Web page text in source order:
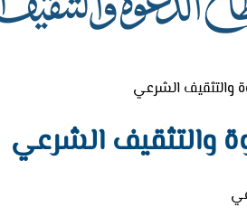
والتثقيف الشرعي
والتثقيف الشرعي